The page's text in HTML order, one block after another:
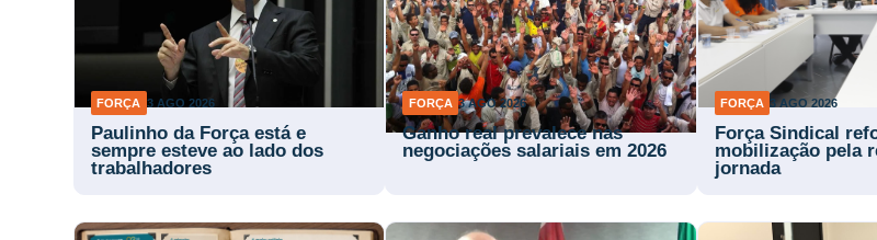
FORÇA 3 AGO 2026
Paulinho da Força está e
sempre esteve ao lado dos
trabalhadores
FORÇA 3 AGO 2026
Ganho real prevalece nas
negociações salariais em 2026
FORÇA 3 AGO 2026
Força Sindical
mobilização pela
jornada